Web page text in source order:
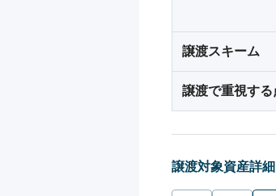
譲渡スキーム
譲渡で重視する
譲渡対象資産詳細